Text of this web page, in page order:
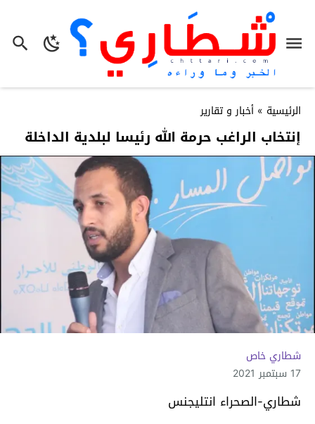
الرئيسية » أخبار و تقارير
إنتخاب الراغب حرمة الله رئيسا لبلدية الداخلة
شطاري خاص
17 سبتمبر 2021
شطاري-الصحراء انتليجنس